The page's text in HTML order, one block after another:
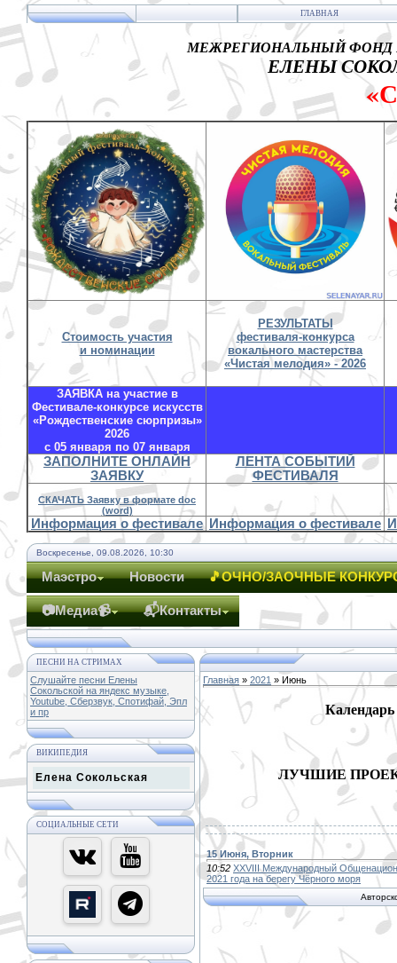
ГЛАВНАЯ
МЕЖРЕГИОНАЛЬНЫЙ ФОНД
ЕЛЕНЫ
Стоимость участия
и номинации
РЕЗУЛЬТАТЫ
фестиваля-конкурса
вокального мастерства
«Чистая мелодия» - 2026
ЗАЯВКА на участие в
Фестивале-конкурсе искусств
«Рождественские сюрпризы»
2026
с 05 января по 07 января
ЗАПОЛНИТЕ ОНЛАЙН
ЗАЯВКУ
ЛЕНТА СОБЫТИЙ
ФЕСТИВАЛЯ
СКАЧАТЬ Заявку в формате doc
(word)
Информация о фестивале Информация о фестивале
Воскресенье, 09.08.2026, 10:30
Маэстро Новости 🎵ОЧНО/ЗАОЧНЫЕ
📷Медиа📹 📬Контакты
ПЕСНИ НА СТРИМАХ
Слушайте песни Елены
Сокольской на яндекс музыке,
Youtube, Сберзвук, Спотифай, Эпл
и пр
ВИКИПЕДИЯ
Елена Сокольская
СОЦИАЛЬНЫЕ СЕТИ
Главная » 2021 » Июнь
ЛУЧШИЕ
15 Июня, Вторник
10:52 XXVIII Международный
2021 года на берегу Чёрного моря